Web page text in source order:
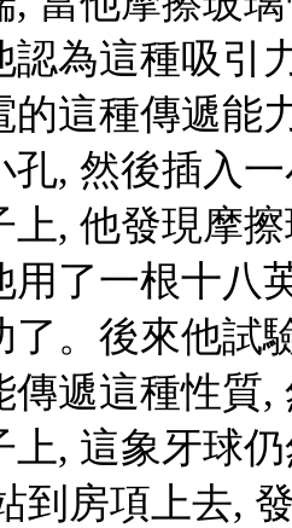
認為這種吸引
的這種傳遞能
孔, 然後插入
上, 他發現摩
用了一根十八
了。後來他試
傳遞這種性質,
上, 這象牙球
到房項上去,